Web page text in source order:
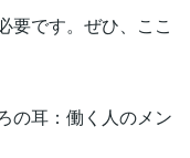
要です。ぜひ、ここ
の耳：働く人のメン